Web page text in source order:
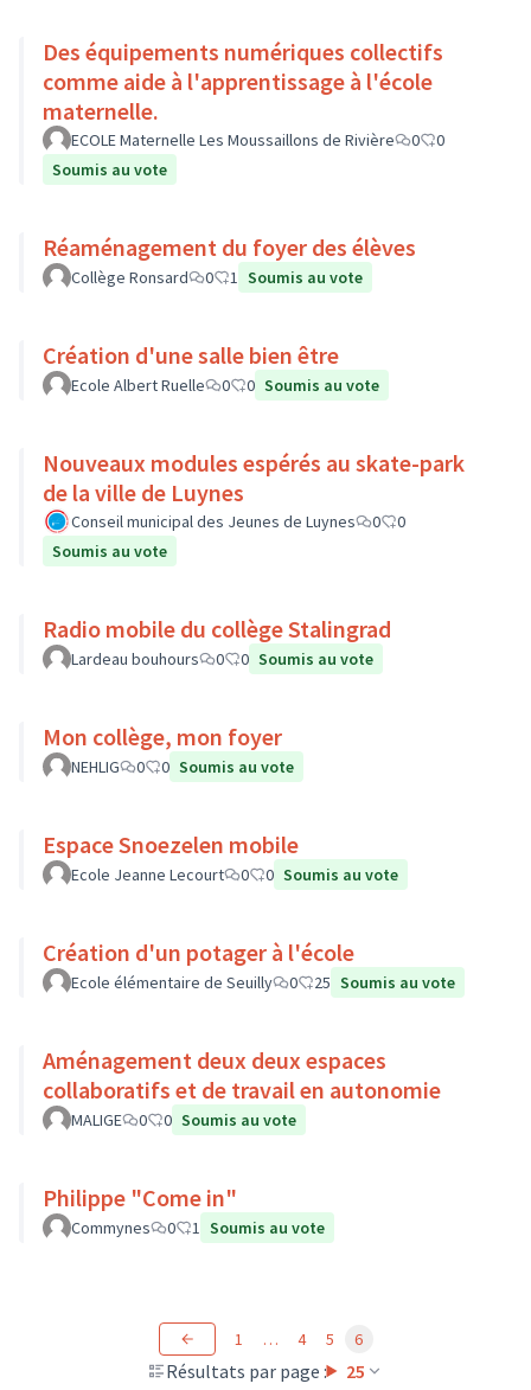
Des équipements numériques collectifs
comme aide à l'apprentissage à l'école
maternelle.
ECOLE Maternelle Les Moussaillons de Rivière 0
0
Soumis au vote
Réaménagement du foyer des élèves
Collège Ronsard 0 1 Soumis au vote
Création d'une salle bien être
Ecole Albert Ruelle 0 0 Soumis au vote
Nouveaux modules espérés au skate-park
de la ville de Luynes
Conseil municipal des Jeunes de Luynes 0
0
Soumis au vote
Radio mobile du collège Stalingrad
Lardeau bouhours 0 0 Soumis au vote
Mon collège, mon foyer
NEHLIG 0 0 Soumis au vote
Espace Snoezelen mobile
Ecole Jeanne Lecourt 0 0 Soumis au vote
Création d'un potager à l'école
Ecole élémentaire de Seuilly 0 25 Soumis au vote
Aménagement deux deux espaces
collaboratifs et de travail en autonomie
MALIGE 0 0 Soumis au vote
Philippe "Come in"
Commynes 0 1 Soumis au vote
Résultats par page : 25
1 … 4 5 6